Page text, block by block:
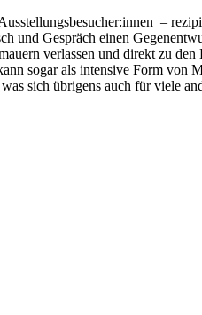
–
und Gespräch einen
verlassen und direkt zu
sogar als intensive Form von
sich übrigens auch für viele